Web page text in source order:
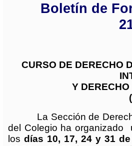
Boletín de
CURSO DE DERECHO
Y
La Sección de Derecho
del Colegio ha organizado
los días 10, 17, 24 y 31